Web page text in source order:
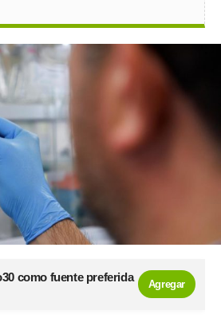
como fuente preferida
Agregar